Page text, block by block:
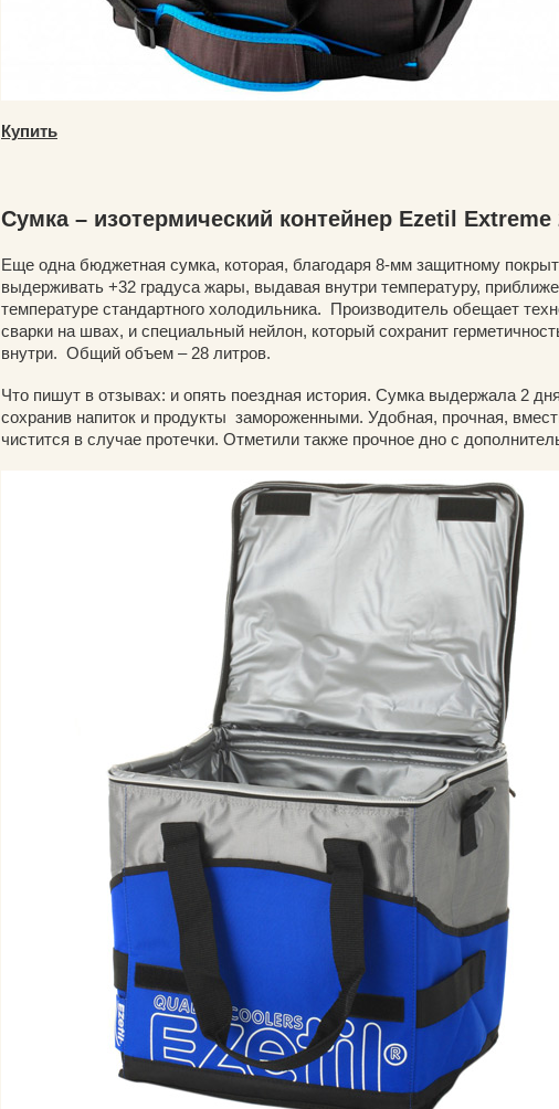
Купить
Сумка – изотермический контейнер Ezetil Extreme
Еще одна бюджетная сумка, которая, благодаря 8-мм защитному
выдерживать +32 градуса жары, выдавая внутри температуру,
температуре стандартного холодильника. Производитель обещает
сварки на швах, и специальный нейлон, который сохранит
внутри. Общий объем – 28 литров.
Что пишут в отзывах: и опять поездная история. Сумка выдержала 2
сохранив напиток и продукты замороженными. Удобная, прочная,
чистится в случае протечки. Отметили также прочное дно с